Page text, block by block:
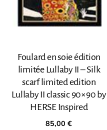
Foulard en soie édition
limitée Lullaby II – Silk
scarf limited edition
Lullaby II classic 90×90 by
HERSE Inspired
85,00€